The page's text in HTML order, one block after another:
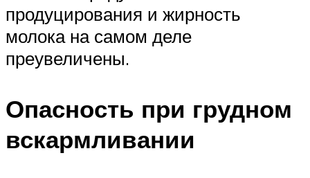
продуцирования и жирность
молока на самом деле
преувеличены.
Опасность при грудном
вскармливании